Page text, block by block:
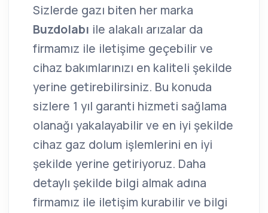
Sizlerde gazı biten her marka
Buzdolabı ile alakalı arızalar da
firmamız ile iletişime geçebilir ve
cihaz bakımlarınızı en kaliteli şekilde
yerine getirebilirsiniz. Bu konuda
sizlere 1 yıl garanti hizmeti sağlama
olanağı yakalayabilir ve en iyi şekilde
cihaz gaz dolum işlemlerini en iyi
şekilde yerine getiriyoruz. Daha
detaylı şekilde bilgi almak adına
firmamız ile iletişim kurabilir ve bilgi